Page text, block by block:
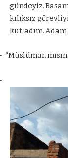
gündeyiz.
kılıksız
kutladım. Adam
“Müslüman